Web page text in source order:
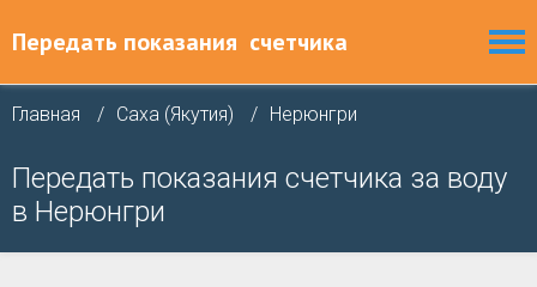
Передать показания счетчика
Главная Саха (Якутия) Нерюнгри
Передать показания счетчика за воду
в Нерюнгри